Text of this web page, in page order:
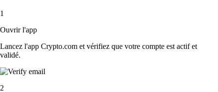
1
Ouvrir l'app
Lancez l'app Crypto.com et vérifiez que votre compte est actif et
validé.
2